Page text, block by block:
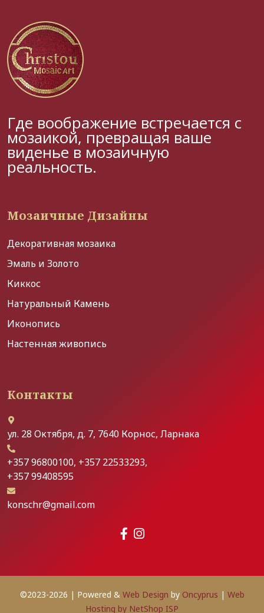
Где воображение встречается с
мозаикой, превращая ваше
виденье в мозаичную
реальность.
Мозаичные Дизайны
Декоративная мозаика
Эмаль и Золото
Киккос
Натуральный Камень
Иконопись
Настенная живопись
Контакты
ул. 28 Οκтября, д. 7, 7640 Корнос, Ларнака
+357 96800100, +357 22533293,
+357 99408595
konschr@gmail.com
©2023-2026 | Powered & Web Design by Oncyprus | Web
Hosting by NetShop ISP